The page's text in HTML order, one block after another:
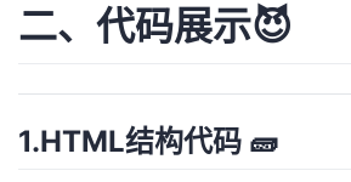
二、代码展示😈
1.HTML结构代码 🧱